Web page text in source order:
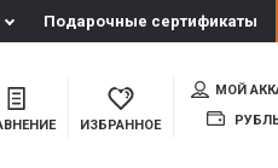
Подарочные сертификаты
ИЗБРАННОЕ
МОЙ